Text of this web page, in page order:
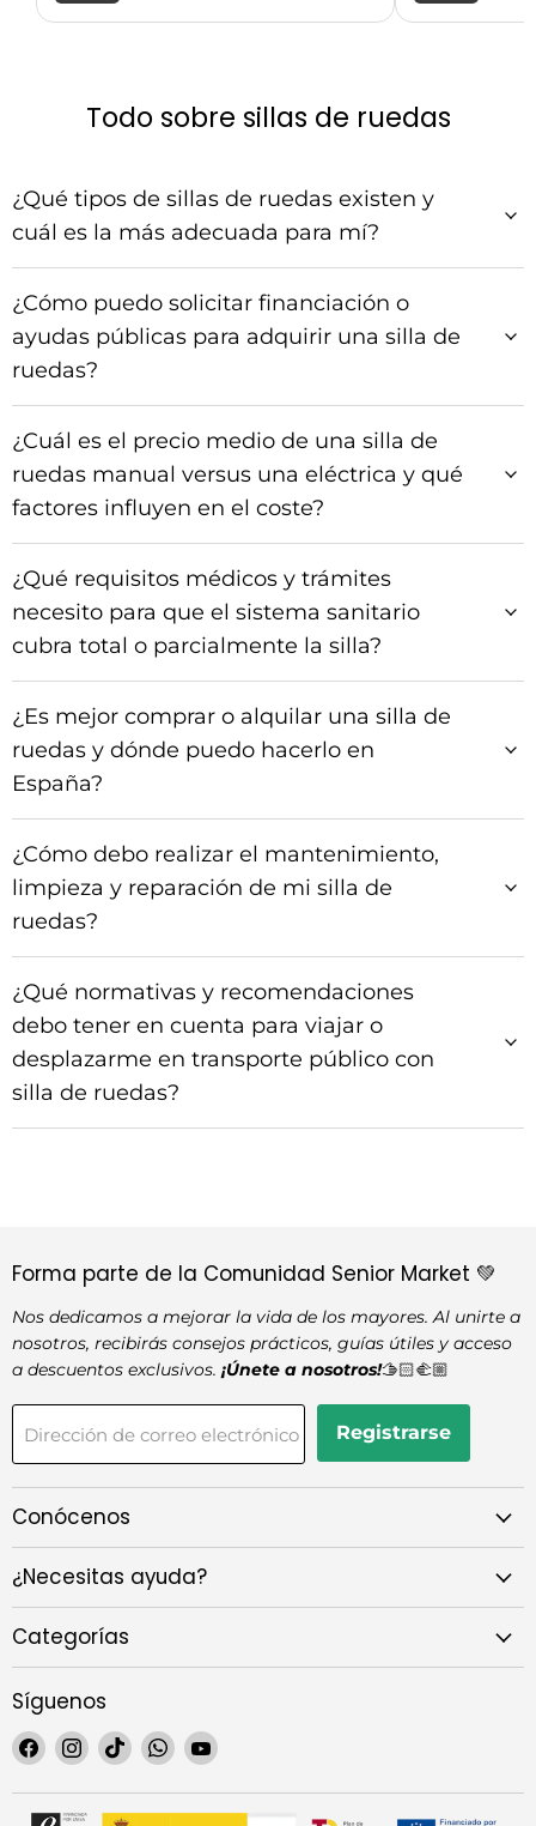
Todo sobre sillas de ruedas
¿Qué tipos de sillas de ruedas existen y
cuál es la más adecuada para mí?
¿Cómo puedo solicitar financiación o
ayudas públicas para adquirir una silla de
ruedas?
¿Cuál es el precio medio de una silla de
ruedas manual versus una eléctrica y qué
factores influyen en el coste?
¿Qué requisitos médicos y trámites
necesito para que el sistema sanitario
cubra total o parcialmente la silla?
¿Es mejor comprar o alquilar una silla de
ruedas y dónde puedo hacerlo en
España?
¿Cómo debo realizar el mantenimiento,
limpieza y reparación de mi silla de
ruedas?
¿Qué normativas y recomendaciones
debo tener en cuenta para viajar o
desplazarme en transporte público con
silla de ruedas?
Forma parte de la Comunidad Senior Market 💚
Nos dedicamos a mejorar la vida de los mayores. Al unirte a
nosotros, recibirás consejos prácticos, guías útiles y acceso
a descuentos exclusivos. ¡Únete a nosotros!🫱🏻‍🫲🏼
Dirección de correo electrónico Registrarse
Conócenos
¿Necesitas ayuda?
Categorías
Síguenos
Encuéntrenos
en
Facebook
Encuéntrenos
en
Instagram
Encuéntrenos
en
TikTok
Encuéntrenos
en
WhatsApp
Encuéntrenos
YouTube